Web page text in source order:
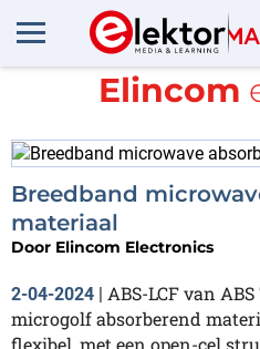
Alle items
Elincom
Breedband
materiaal
Door Elincom Electronics
2-04-2024 | ABS-LCF van
microgolf absorberend
flexibel, met een open-cel